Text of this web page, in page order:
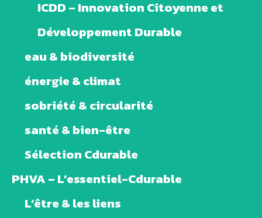
ICDD – Innovation Citoyenne et
Développement Durable
eau & biodiversité
énergie & climat
sobriété & circularité
santé & bien-être
Sélection Cdurable
PHVA – L’essentiel-Cdurable
L’être & les liens